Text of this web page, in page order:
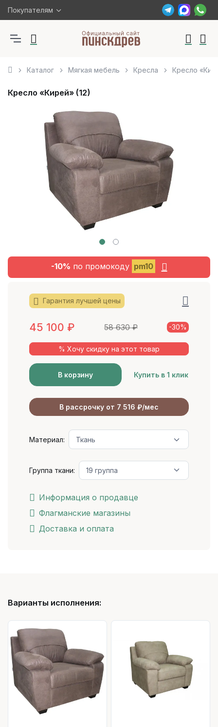
Покупателям
Каталог Мягкая мебель Кресла Кресло
Кресло «Кирей» (12)
-10% по промокоду pm10
Гарантия лучшей цены
45 100 ₽ 58 630₽ -30%
% Хочу скидку на этот товар
В корзину Купить в 1 клик
В рассрочку от 7 516 ₽/мес
Материал:
Группа ткани:
Информация о продавце
Флагманские магазины
Доставка и оплата
Варианты исполнения: